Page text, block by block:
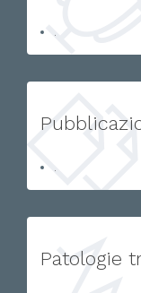
.
.
Patologie